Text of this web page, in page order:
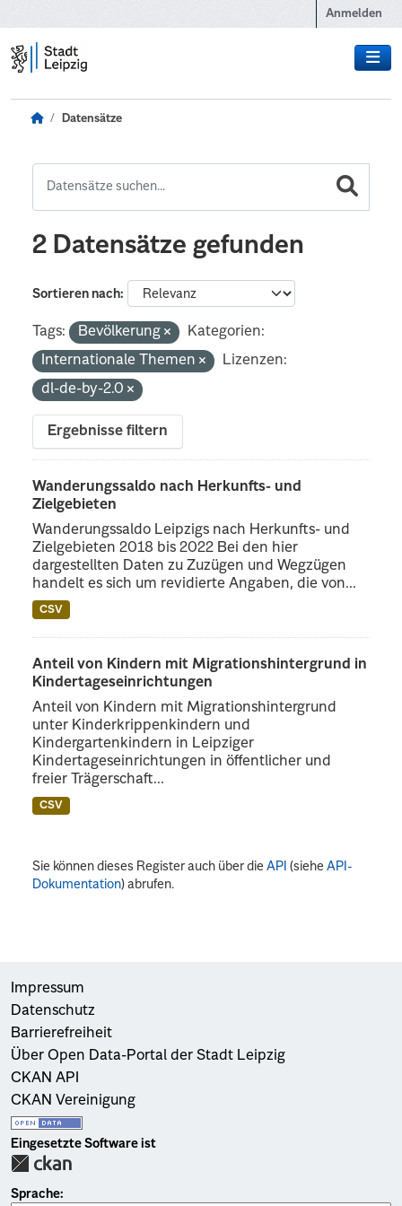
Anmelden
Datensätze
2 Datensätze gefunden
Sortieren nach
Tags: Bevölkerung
Kategorien:
Internationale Themen
Lizenzen:
dl-de-by-2.0
Ergebnisse filtern
Wanderungssaldo nach Herkunfts- und
Zielgebieten
Wanderungssaldo Leipzigs nach Herkunfts- und
Zielgebieten 2018 bis 2022 Bei den hier
dargestellten Daten zu Zuzügen und Wegzügen
handelt es sich um revidierte Angaben, die von...
CSV
Anteil von Kindern mit Migrationshintergrund in
Kindertageseinrichtungen
Anteil von Kindern mit Migrationshintergrund
unter Kinderkrippenkindern und
Kindergartenkindern in Leipziger
Kindertageseinrichtungen in öffentlicher und
freier Trägerschaft...
CSV
Sie können dieses Register auch über dieAPI (sieheAPI-
Dokumentation) abrufen.
Impressum
Datenschutz
Barrierefreiheit
Über Open Data-Portal der Stadt Leipzig
CKAN API
CKAN Vereinigung
Eingesetzte Software ist
Sprache